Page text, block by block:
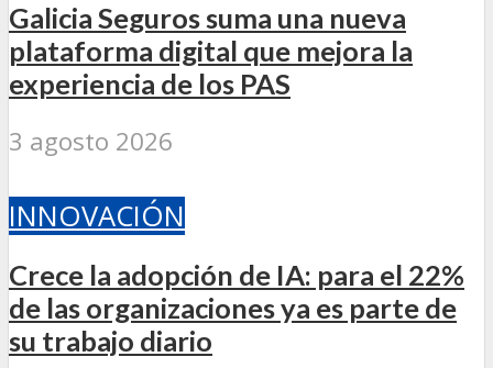
Galicia Seguros suma una nueva
plataforma digital que mejora la
experiencia de los PAS
3 agosto 2026
INNOVACIÓN
Crece la adopción de IA: para el 22%
de las organizaciones ya es parte de
su trabajo diario